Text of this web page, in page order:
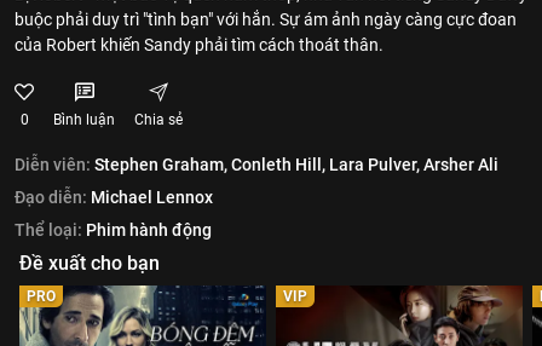
buộc phải duy trì "tình bạn" với hắn. Sự ám ảnh ngày càng cực đoan
của Robert khiến Sandy phải tìm cách thoát thân.
0 Bình luận Chia sẻ
Diễn viên: Stephen Graham,Conleth Hill, Lara Pulver,Arsher Ali
Đạo diễn: Michael Lennox
Thể loại: Phim hành động
Đề xuất cho bạn
PRO VIP